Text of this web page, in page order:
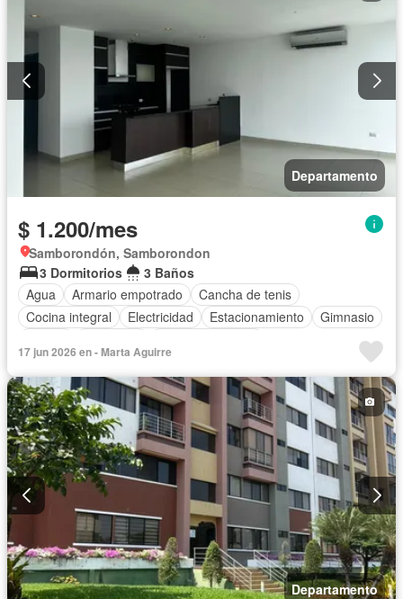
Departamento
$ 1.200/mes
Samborondón, Samborondon
3 Dormitorios
3 Baños
Agua
Armario empotrado
Cancha de tenis
Cocina integral
Electricidad Estacionamiento
Gimnasio
17 jun 2026 en - Marta Aguirre
Departamento